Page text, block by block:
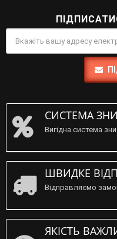
СИСТЕМА
Вигідна система
ШВИДКЕ
Відправляємо
ЯКІСТЬ